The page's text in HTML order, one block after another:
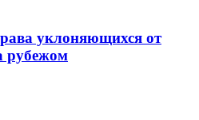
уклоняющихся от
рубежом